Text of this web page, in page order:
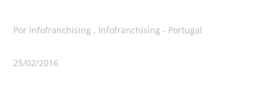
Por Infofranchising , Infofranchising - Portugal
25/02/2016